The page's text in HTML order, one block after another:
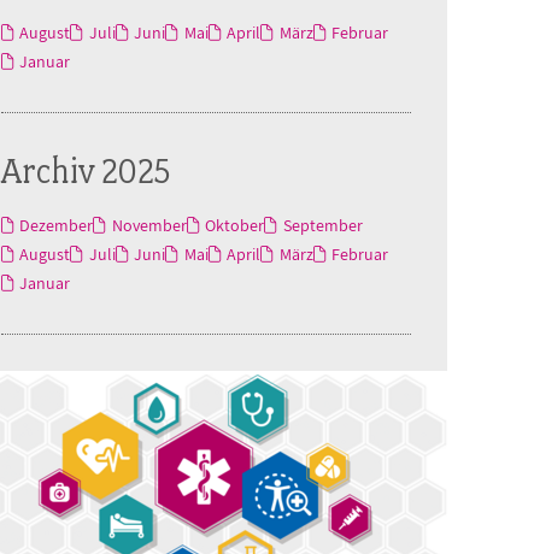
August Juli Juni Mai April März
Februar
Januar
Archiv 2025
Dezember November Oktober
September
August
Juli Juni Mai April März
Februar
Januar